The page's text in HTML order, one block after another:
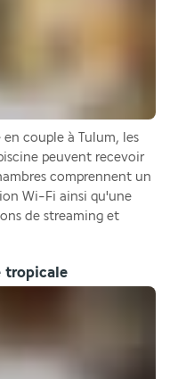
couple à Tulum, les
peuvent recevoir
comprennent un
Wi-Fi ainsi qu'une
de streaming et
tropicale